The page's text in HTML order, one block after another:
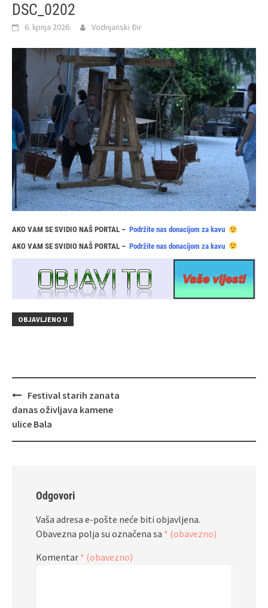
DSC_0202
6. lipnja 2026. Vodnjanski Đir
AKO VAM SE SVIDIO NAŠ PORTAL – Podržite nas donacijom za kavu
AKO VAM SE SVIDIO NAŠ PORTAL – Podržite nas donacijom za kavu
OBJAVLJENO U
Navigacija
objava
Festival starih zanata
danas oživljava kamene
ulice Bala
Odgovori
Vaša adresa e-pošte neće biti objavljena.
Obavezna polja su označena sa * (obavezno)
Komentar * (obavezno)